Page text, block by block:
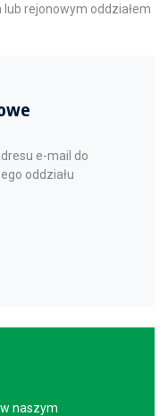
rejonowym oddziałem
e-mail do
oddziału
naszym